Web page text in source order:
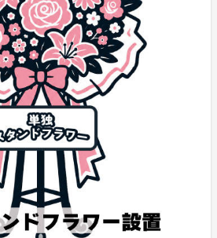
生誕祭クラウドファンディング
下記項目をあわせてご記載くださ
ただいたメールアドレス
ただいたお電話番号
ロジェクト名